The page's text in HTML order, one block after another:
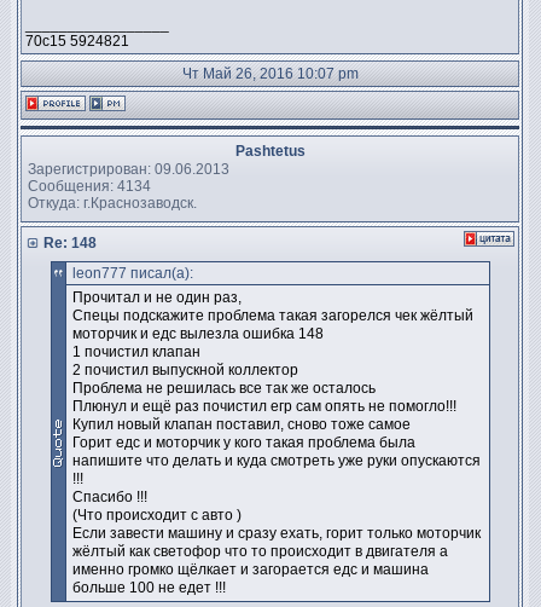
70с15 5924821
Чт Май 26, 2016 10:07 pm
Pashtetus
Зарегистрирован: 09.06.2013
Сообщения: 4134
Откуда: г.Краснозаводск.
Re: 148
leon777 писал(а):
Прочитал и не один раз,
Спецы подскажите проблема такая загорелся чек жёлтый
моторчик и едс вылезла ошибка 148
1 почистил клапан
2 почистил выпускной коллектор
Проблема не решилась все так же осталось
Плюнул и ещё раз почистил егр сам опять не помогло!!!
Купил новый клапан поставил, сново тоже самое
Горит едс и моторчик у кого такая проблема была
напишите что делать и куда смотреть уже руки опускаются
!!!
Спасибо !!!
(Что происходит с авто )
Если завести машину и сразу ехать, горит только моторчик
жёлтый как светофор что то происходит в двигателя а
именно громко щёлкает и загорается едс и машина
больше 100 не едет !!!